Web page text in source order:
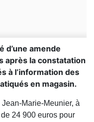
d’une amende
après la constatation
à l’information des
en magasin.
Marie-Meunier, à
24 900 euros pour